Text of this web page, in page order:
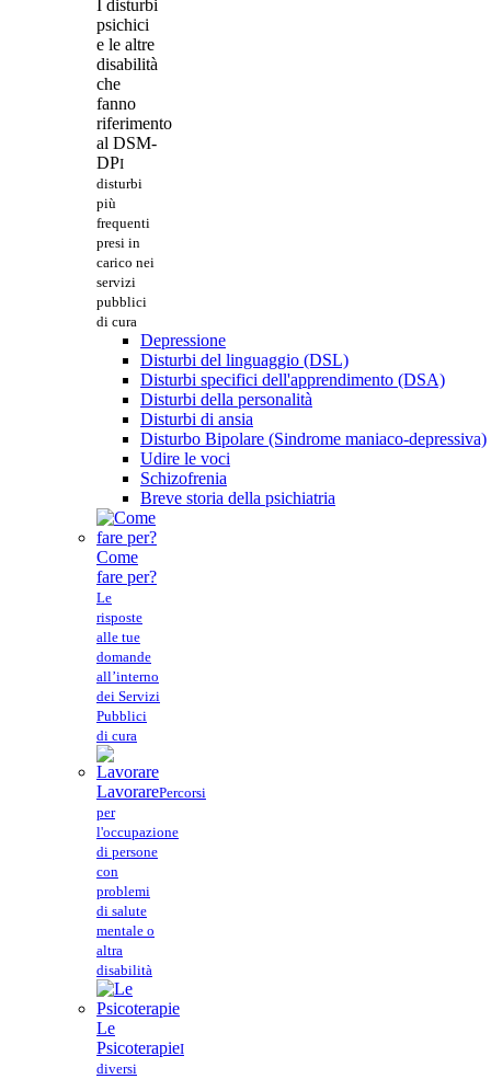
I disturbi
psichici
e le altre
disabilità
che
fanno
riferimento
al DSM-
DPI
disturbi
più
frequenti
presi in
carico nei
servizi
pubblici
di cura
Depressione
Disturbi del linguaggio (DSL)
Disturbi specifici dell'apprendimento (DSA)
Disturbi della personalità
Disturbi di ansia
Disturbo Bipolare (Sindrome maniaco-depressiva)
Udire le voci
Schizofrenia
Breve storia della psichiatria
Come
fare per?
Le
risposte
alle tue
domande
all’interno
dei Servizi
Pubblici
di cura
LavorarePercorsi
per
l'occupazione
di persone
con
problemi
di salute
mentale o
altra
disabilità
Le
PsicoterapieI
diversi